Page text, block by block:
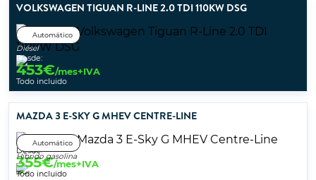
VOLKSWAGEN TIGUAN R-LINE 2.0 TDI 110KW DSG
Automático
Diésel
Desde:
453€/mes+IVA
Todo incluido
MAZDA 3 E-SKY G MHEV CENTRE-LINE
Automático
Híbrido gasolina
Desde:
355€/mes+IVA
Todo incluido